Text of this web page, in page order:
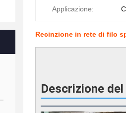
Applicazione:
Recinzione in rete di filo
Descrizione